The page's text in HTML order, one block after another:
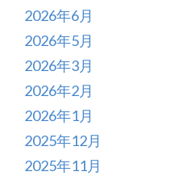
2026年6月
2026年5月
2026年3月
2026年2月
2026年1月
2025年12月
2025年11月